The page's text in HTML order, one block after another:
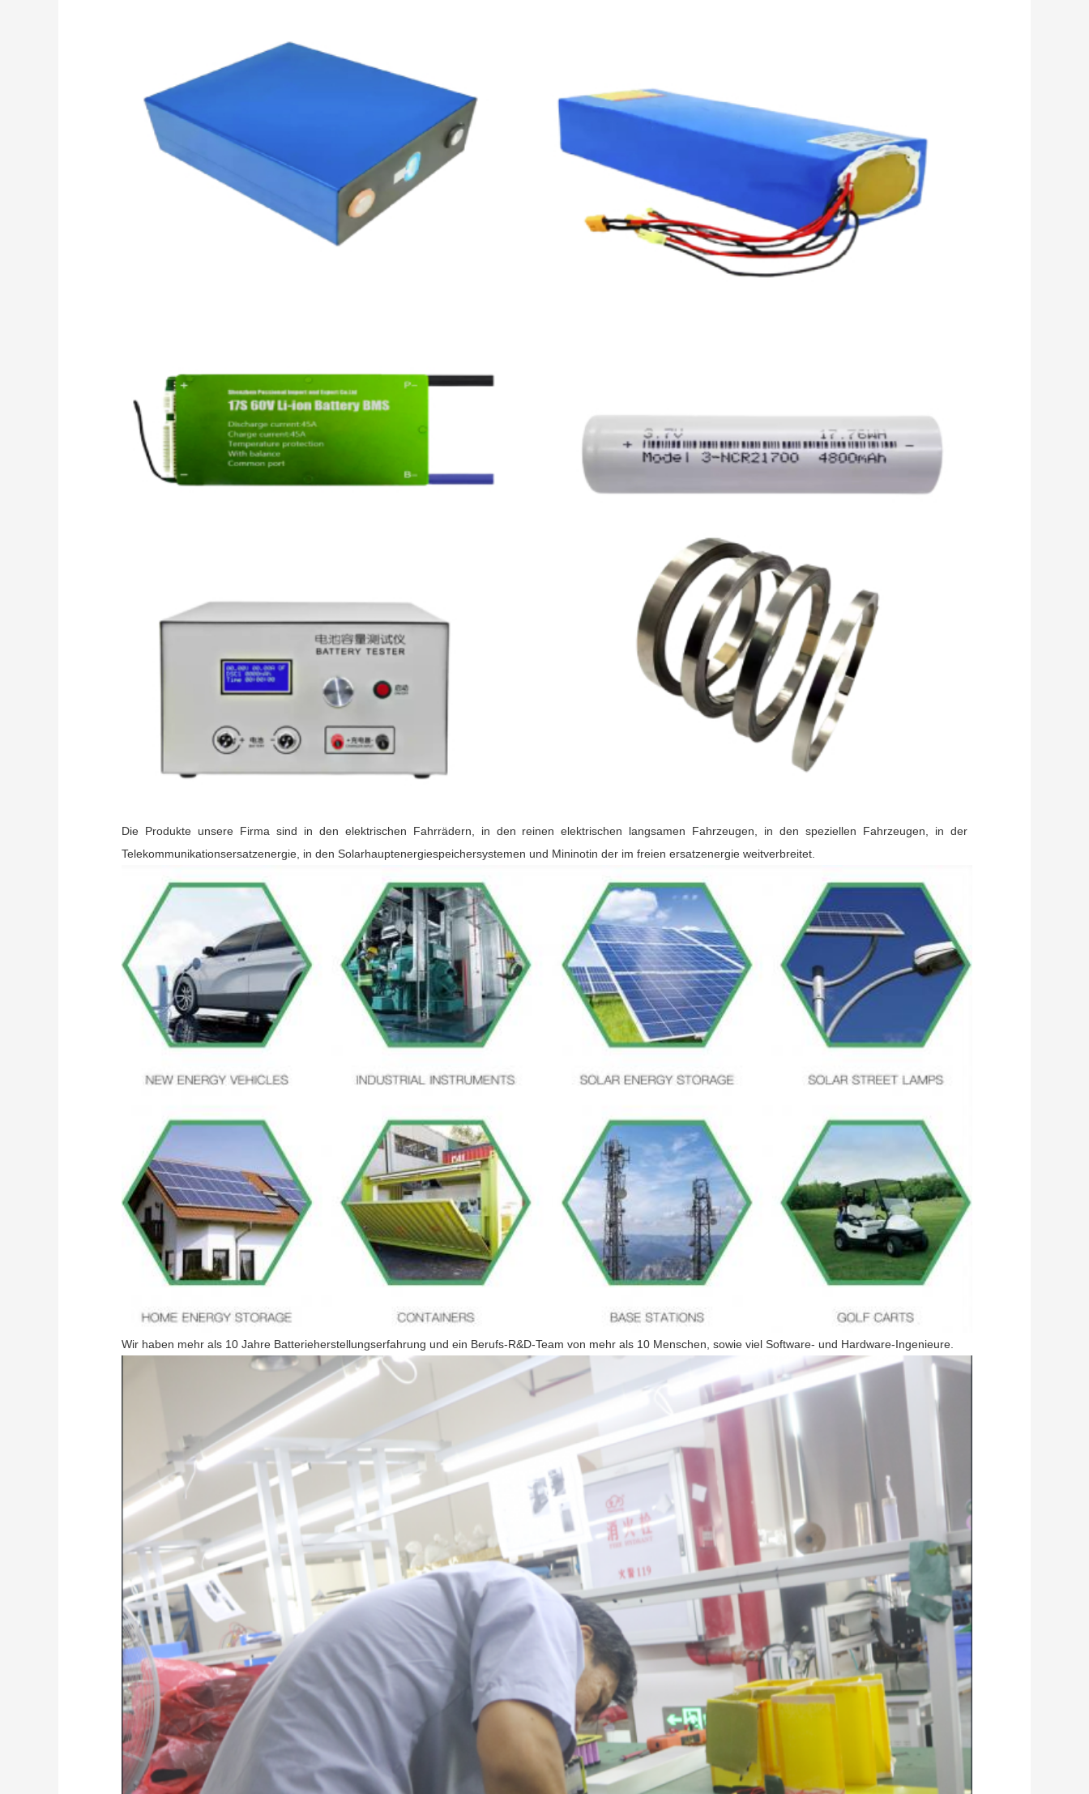
Die Produkte unsere Firma sind in den elektrischen Fahrrädern, in den reinen elektrischen langsamen Fahrzeugen, in den speziellen Fahrzeugen, in der
Telekommunikationsersatzenergie, in den Solarhauptenergiespeichersystemen und Mininotin der im freien ersatzenergie weitverbreitet.
Wir haben mehr als 10 Jahre Batterieherstellungserfahrung und ein Berufs-R&D-Team von mehr als 10 Menschen, sowie viel Software- und Hardware-Ingenieure.